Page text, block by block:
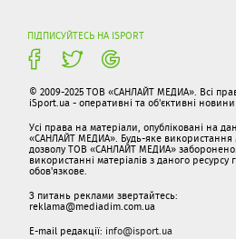
ПІДПИСУЙТЕСЬ НА ISPORT
© 2009-2025 ТОВ «САНЛАЙТ МЕДИА». Всі
iSport.ua - оперативні та об'єктивні новини
Усі права на матеріали, опубліковані на
«САНЛАЙТ МЕДИА». Будь-яке використання
дозволу ТОВ «САНЛАЙТ МЕДИА»
використанні матеріалів з даного
обов'язкове.
З питань реклами звертайтесь:
reklama@mediadim.com.ua
E-mail редакції: info@isport.ua